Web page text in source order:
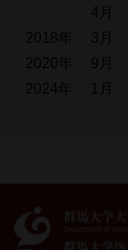
4月
2018年 3月
2020年 9月
2024年 1月